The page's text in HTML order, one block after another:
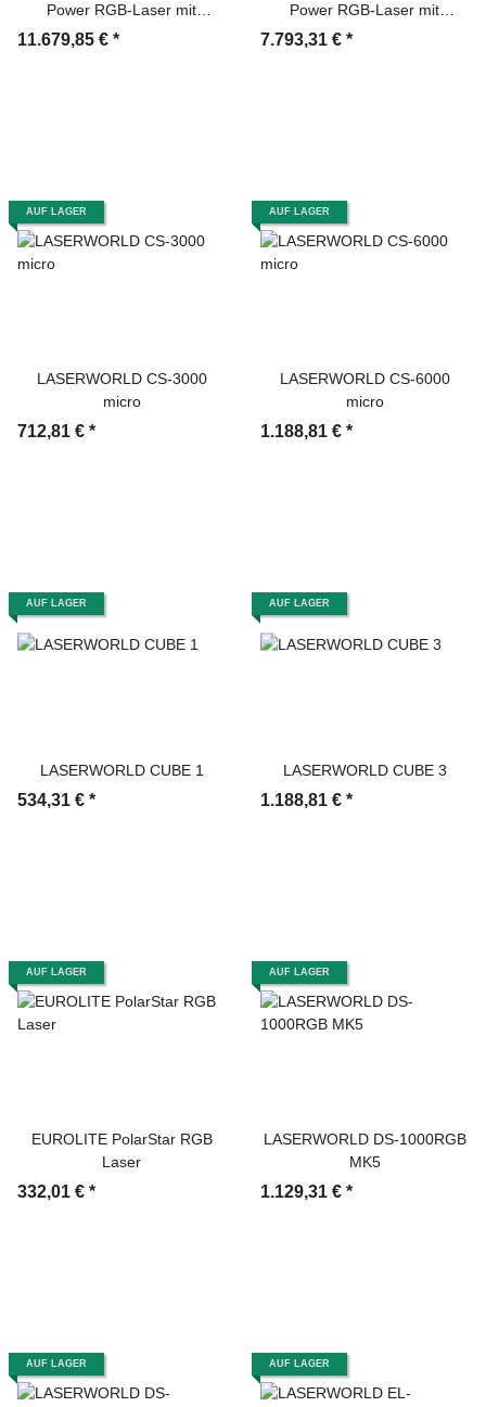
Power RGB-Laser mit
Pangolin FB4
11.679,85 € *
Power RGB-Laser mit
Pangolin FB4
7.793,31 € *
AUF LAGER
LASERWORLD CS-3000
micro
712,81 € *
AUF LAGER
LASERWORLD CS-6000
micro
1.188,81 € *
AUF LAGER
LASERWORLD CUBE 1
534,31 € *
AUF LAGER
LASERWORLD CUBE 3
1.188,81 € *
AUF LAGER
EUROLITE PolarStar RGB
Laser
332,01 € *
AUF LAGER
LASERWORLD DS-1000RGB
MK5
1.129,31 € *
AUF LAGER AUF LAGER